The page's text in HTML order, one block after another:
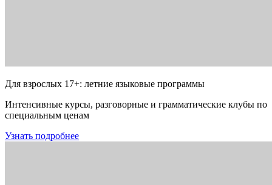
Для взрослых 17+: летние языковые программы
Интенсивные курсы, разговорные и грамматические клубы по
специальным ценам
Узнать подробнее